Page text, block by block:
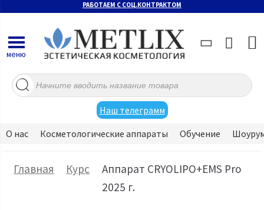
РАБОТАЕМ С СОЦ.КОНТРАКТОМ
Поиск
товаров
Наш телеграмм
меню
О нас Косметологические аппараты Обучение
Главная Курс
Аппарат CRYOLIPO+EMS Pro
2025 г.